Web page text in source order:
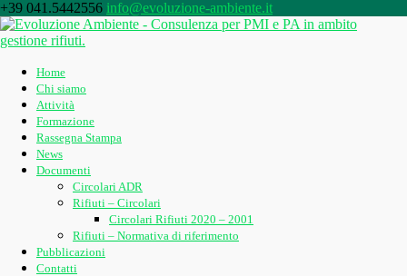
+39 041.5442556 info@evoluzione-ambiente.it
Home
Chi siamo
Attività
Formazione
Rassegna Stampa
News
Documenti
Circolari ADR
Rifiuti – Circolari
Circolari Rifiuti 2020 – 2001
Rifiuti – Normativa di riferimento
Pubblicazioni
Contatti